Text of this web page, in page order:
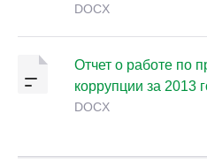
DOCX
Отчет о работе по
коррупции за 2013
DOCX